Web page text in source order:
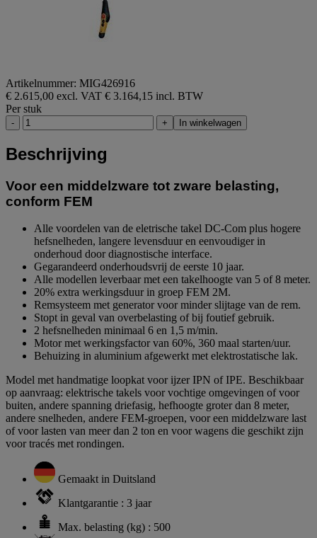
Artikelnummer: MIG426916
€ 2.615,00 excl. VAT € 3.164,15 incl. BTW
Per stuk
- + In winkelwagen
Beschrijving
Voor een middelzware tot zware belasting,
conform FEM
Alle voordelen van de eletrische takel DC-Com plus hogere
hefsnelheden, langere levensduur en eenvoudiger in
onderhoud door diagnostische interface.
Gegarandeerd onderhoudsvrij de eerste 10 jaar.
Alle modellen leverbaar met een takelhoogte van 5 of 8 meter.
20% extra werkingsduur in groep FEM 2M.
Remsysteem met generator voor minder slijtage van de rem.
Stopt in geval van overbelasting of bij foutief gebruik.
2 hefsnelheden minimaal 6 en 1,5 m/min.
Motor met werkingsfactor van 60%, 360 maal starten/uur.
Behuizing in aluminium afgewerkt met elektrostatische lak.
Model met handmatige loopkat voor ijzer IPN of IPE. Beschikbaar
op aanvraag: elektrische takels voor vochtige omgevingen of voor
buiten, andere spanning driefasig, hefhoogte groter dan 8 meter,
andere snelheden, andere FEM-groepen, voor een middelzware last
of voor lasten van meer dan 2 ton en voor wagens die geschikt zijn
voor tracés met rondingen.
Gemaakt in Duitsland
Klantgarantie : 3 jaar
Max. belasting (kg) : 500